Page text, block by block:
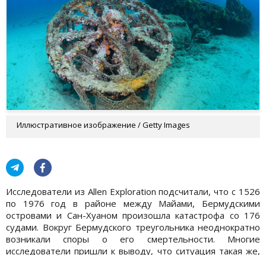
Иллюстративное изображение / Getty Images
Исследователи из Allen Exploration подсчитали, что с 1526
по 1976 год в районе между Майами, Бермудскими
островами и Сан-Хуаном произошла катастрофа со 176
судами. Вокруг Бермудского треугольника неоднократно
возникали споры о его смертельности. Многие
исследователи пришли к выводу, что ситуация такая же,